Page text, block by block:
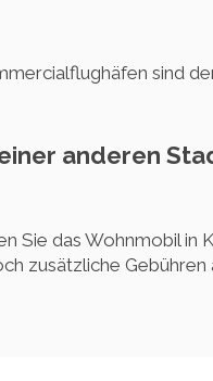
sind
anderen
Sie das Wohnmobil in
zusätzliche Gebühren